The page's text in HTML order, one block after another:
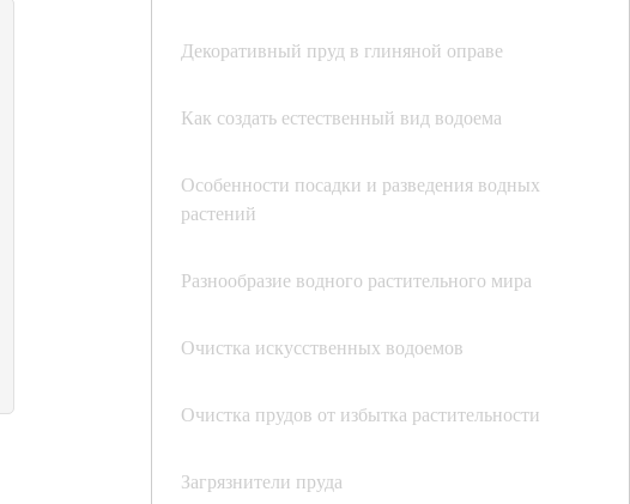
Декоративный пруд в глиняной оправе
Как создать естественный вид водоема
Особенности посадки и разведения водных
растений
Разнообразие водного растительного мира
Очистка искусственных водоемов
Очистка прудов от избытка растительности
Загрязнители пруда